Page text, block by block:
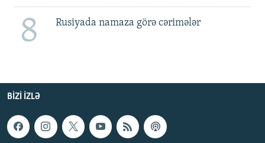
8 Rusiyada namaza görə cərimələr
BIZI IZLƏ